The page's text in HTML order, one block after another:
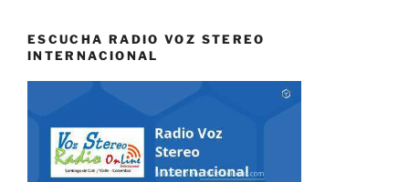
ESCUCHA RADIO VOZ STEREO
INTERNACIONAL